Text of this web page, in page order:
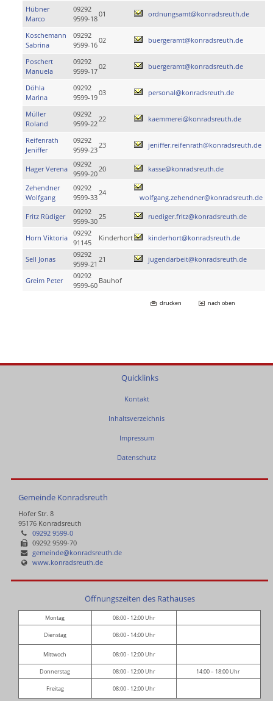
Hübner
Marco
09292
9599-18
01 ordnungsamt@konradsreuth.de
Koschemann
Sabrina
09292
9599-16
02 buergeramt@konradsreuth.de
Poschert
Manuela
09292
9599-17
02 buergeramt@konradsreuth.de
Döhla
Marina
09292
9599-19
03 personal@konradsreuth.de
Müller
Roland
09292
9599-22
22 kaemmerei@konradsreuth.de
Reifenrath
Jeniffer
09292
9599-23
23 jeniffer.reifenrath@konradsreuth.de
Hager Verena
09292
9599-20
20 kasse@konradsreuth.de
Zehendner
Wolfgang
09292
9599-33
24
wolfgang.zehendner@konradsreuth.de
Fritz Rüdiger
09292
9599-30
25 ruediger.fritz@konradsreuth.de
Horn Viktoria
09292
91145
Kinderhort kinderhort@konradsreuth.de
Sell Jonas
09292
9599-21
21 jugendarbeit@konradsreuth.de
Greim Peter
09292
9599-60
Bauhof
drucken nach oben
Quicklinks
Kontakt
Inhaltsverzeichnis
Impressum
Datenschutz
Gemeinde Konradsreuth
Hofer Str. 8
95176 Konradsreuth
09292 9599-0
09292 9599-70
gemeinde@konradsreuth.de
www.konradsreuth.de
Öffnungszeiten des Rathauses
Montag 08:00 - 12:00 Uhr
Dienstag 08:00 - 14:00 Uhr
Mittwoch 08:00 - 12:00 Uhr
Donnerstag 08:00 - 12:00 Uhr 14:00 – 18:00 Uhr
Freitag 08:00 - 12:00 Uhr